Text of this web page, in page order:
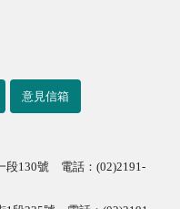
意見信箱
段130號 電話：(02)2191-